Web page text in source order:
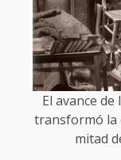
El avance
transformó la
mitad